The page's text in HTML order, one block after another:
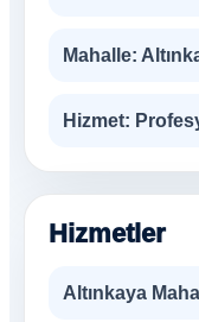
Mahalle:
Hizmet:
Hizmetler
Altınkaya